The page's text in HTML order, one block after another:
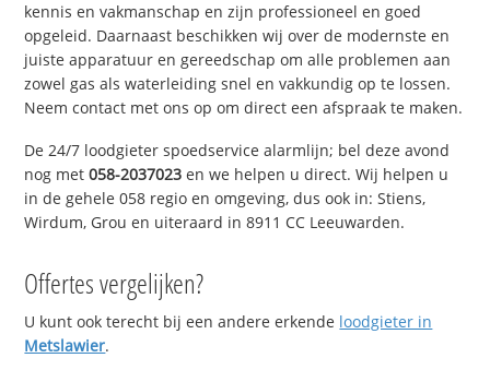
kennis en vakmanschap en zijn professioneel en goed
opgeleid. Daarnaast beschikken wij over de modernste en
juiste apparatuur en gereedschap om alle problemen aan
zowel gas als waterleiding snel en vakkundig op te lossen.
Neem contact met ons op om direct een afspraak te maken.
De 24/7 loodgieter spoedservice alarmlijn; bel deze avond
nog met058-2037023 en we helpen u direct. Wij helpen u
in de gehele 058 regio en omgeving, dus ook in: Stiens,
Wirdum, Grou en uiteraard in 8911 CC Leeuwarden.
Offertes vergelijken?
U kunt ook terecht bij een andere erkende loodgieter in
Metslawier.